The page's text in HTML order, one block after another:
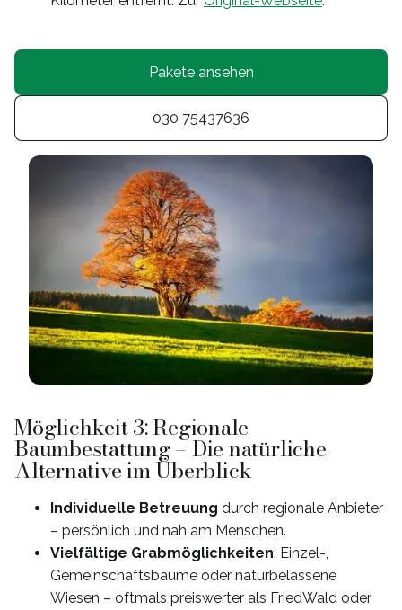
Pakete ansehen
030 75437636
Möglichkeit 3: Regionale
Baumbestattung – Die natürliche
Alternative im Überblick
Individuelle Betreuung durch regionale Anbieter
– persönlich und nah am Menschen.
Vielfältige Grabmöglichkeiten: Einzel-,
Gemeinschaftsbäume oder naturbelassene
Wiesen – oftmals preiswerter als FriedWald oder